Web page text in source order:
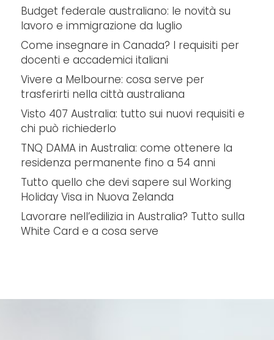
Budget federale australiano: le novità su
lavoro e immigrazione da luglio
Come insegnare in Canada? I requisiti per
docenti e accademici italiani
Vivere a Melbourne: cosa serve per
trasferirti nella città australiana
Visto 407 Australia: tutto sui nuovi requisiti e
chi può richiederlo
TNQ DAMA in Australia: come ottenere la
residenza permanente fino a 54 anni
Tutto quello che devi sapere sul Working
Holiday Visa in Nuova Zelanda
Lavorare nell’edilizia in Australia? Tutto sulla
White Card e a cosa serve